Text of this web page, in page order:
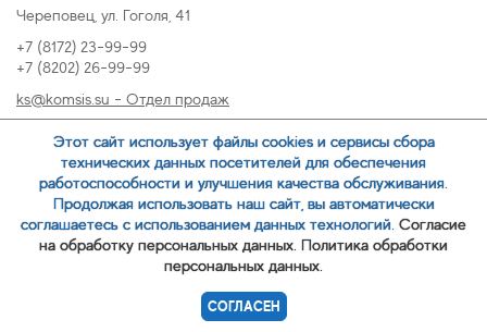
Череповец, ул. Гоголя, 41
+7 (8172) 23-99-99
+7 (8202) 26-99-99
ks@komsis.su - Отдел продаж
oz@komsis.su - Отдел закупок
ЗАКАЗАТЬ ЗВОНОК
Политика обработки персональных данных
Этот сайт использует файлы cookies и сервисы сбора
технических данных посетителей для обеспечения
работоспособности и улучшения качества обслуживания.
Продолжая использовать наш сайт, вы автоматически
соглашаетесь с использованием данных технологий. Согласие
на обработку персональных данных. Политика обработки
персональных данных.
СОГЛАСЕН